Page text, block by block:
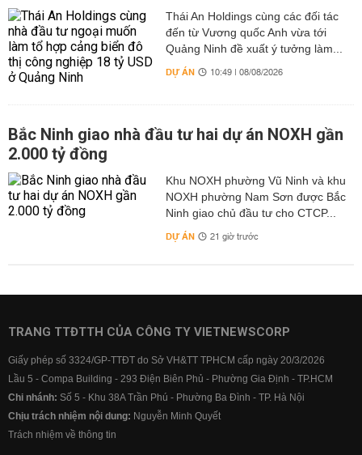
Thái An Holdings cùng các đối tác
đến từ Vương quốc Anh vừa tới
Quảng Ninh đề xuất ý tưởng làm...
DỰ ÁN 10:49 | 08/08/2026
Bắc Ninh giao nhà đầu tư hai dự án NOXH gần
2.000 tỷ đồng
Khu NOXH phường Vũ Ninh và khu
NOXH phường Nam Sơn được Bắc
Ninh giao chủ đầu tư cho CTCP...
DỰ ÁN 21 giờ trước
TRANG TTĐTTH CỦA CÔNG TY VIETNEWSCORP
Giấy phép số 3324/GP-TTĐT do Sở VH&TT TPHCM cấp ngày 20/3/2026
Lầu 5 - Compa Building - 293 Điện Biên Phủ - Phường Gia Định - TP.HCM
Chi nhánh: Số 5 - Khu 38A Trần Phú - Phường Ba Đình - TP. Hà Nội
Chịu trách nhiệm nội dung: Nguyễn Minh Quyết
Trách nhiệm về thông tin